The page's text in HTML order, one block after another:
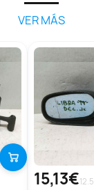
VER MÁS
15,13€